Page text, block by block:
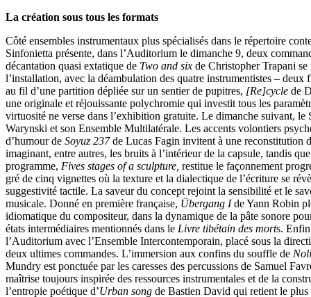
La création sous tous les formats
Côté ensembles instrumentaux plus spécialisés dans le répertoire
Sinfonietta présente, dans l’Auditorium le dimanche 9, deux
décantation quasi extatique de Two and six de Christopher Trapani se
l’installation, avec la déambulation des quatre instrumentistes – deux
au fil d’une partition dépliée sur un sentier de pupitres, [Re]cycle de
une originale et réjouissante polychromie qui investit tous les
virtuosité ne verse dans l’exhibition gratuite. Le dimanche suivant,
Warynski et son Ensemble Multilatérale. Les accents volontiers
d’humour de Soyuz 237de Lucas Fagin invitent à une reconstitution
imaginant, entre autres, les bruits à l’intérieur de la capsule, tandis
programme, Fives stages of a sculpture, restitue le façonnement
gré de cinq vignettes où la texture et la dialectique de l’écriture se
suggestivité tactile. La saveur du concept rejoint la sensibilité et le
musicale. Donné en première française, Übergang Ide Yann Robin
idiomatique du compositeur, dans la dynamique de la pâte sonore
états intermédiaires mentionnés dans le Livre tibétain des morts.
l’Auditorium avec l’Ensemble Intercontemporain, placé sous la
deux ultimes commandes. L’immersion aux confins du souffle de
Mundry est ponctuée par les caresses des percussions de Samuel
maîtrise toujours inspirée des ressources instrumentales et de la
l’entropie poétique d’Urban song de Bastien David qui retient le plus